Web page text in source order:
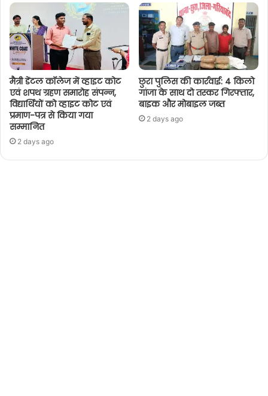
मैत्री डेंटल कॉलेज में व्हाइट कोट
एवं शपथ ग्रहण समारोह संपन्न,
विद्यार्थियों को व्हाइट कोट एवं
प्रमाण-पत्र से किया गया
सम्मानित
2 days ago
छुरा पुलिस की कार्रवाई: 4 किलो
गांजा के साथ दो तस्कर गिरफ्तार,
बाइक और मोबाइल जब्त
2 days ago